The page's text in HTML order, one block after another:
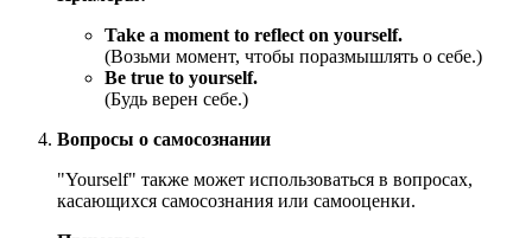
Take a moment to reflect on yourself.
(Возьми момент, чтобы поразмышлять о себе.)
Be true to yourself.
(Будь верен себе.)
Вопросы о самосознании
"Yourself" также может использоваться в вопросах,
касающихся самосознания или самооценки.